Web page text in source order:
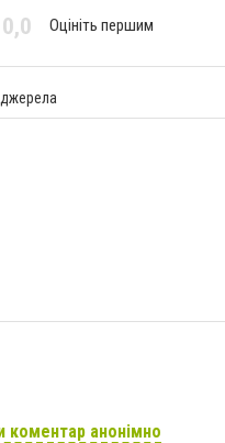
0,0 Оцініть першим
джерела
коментар анонімно